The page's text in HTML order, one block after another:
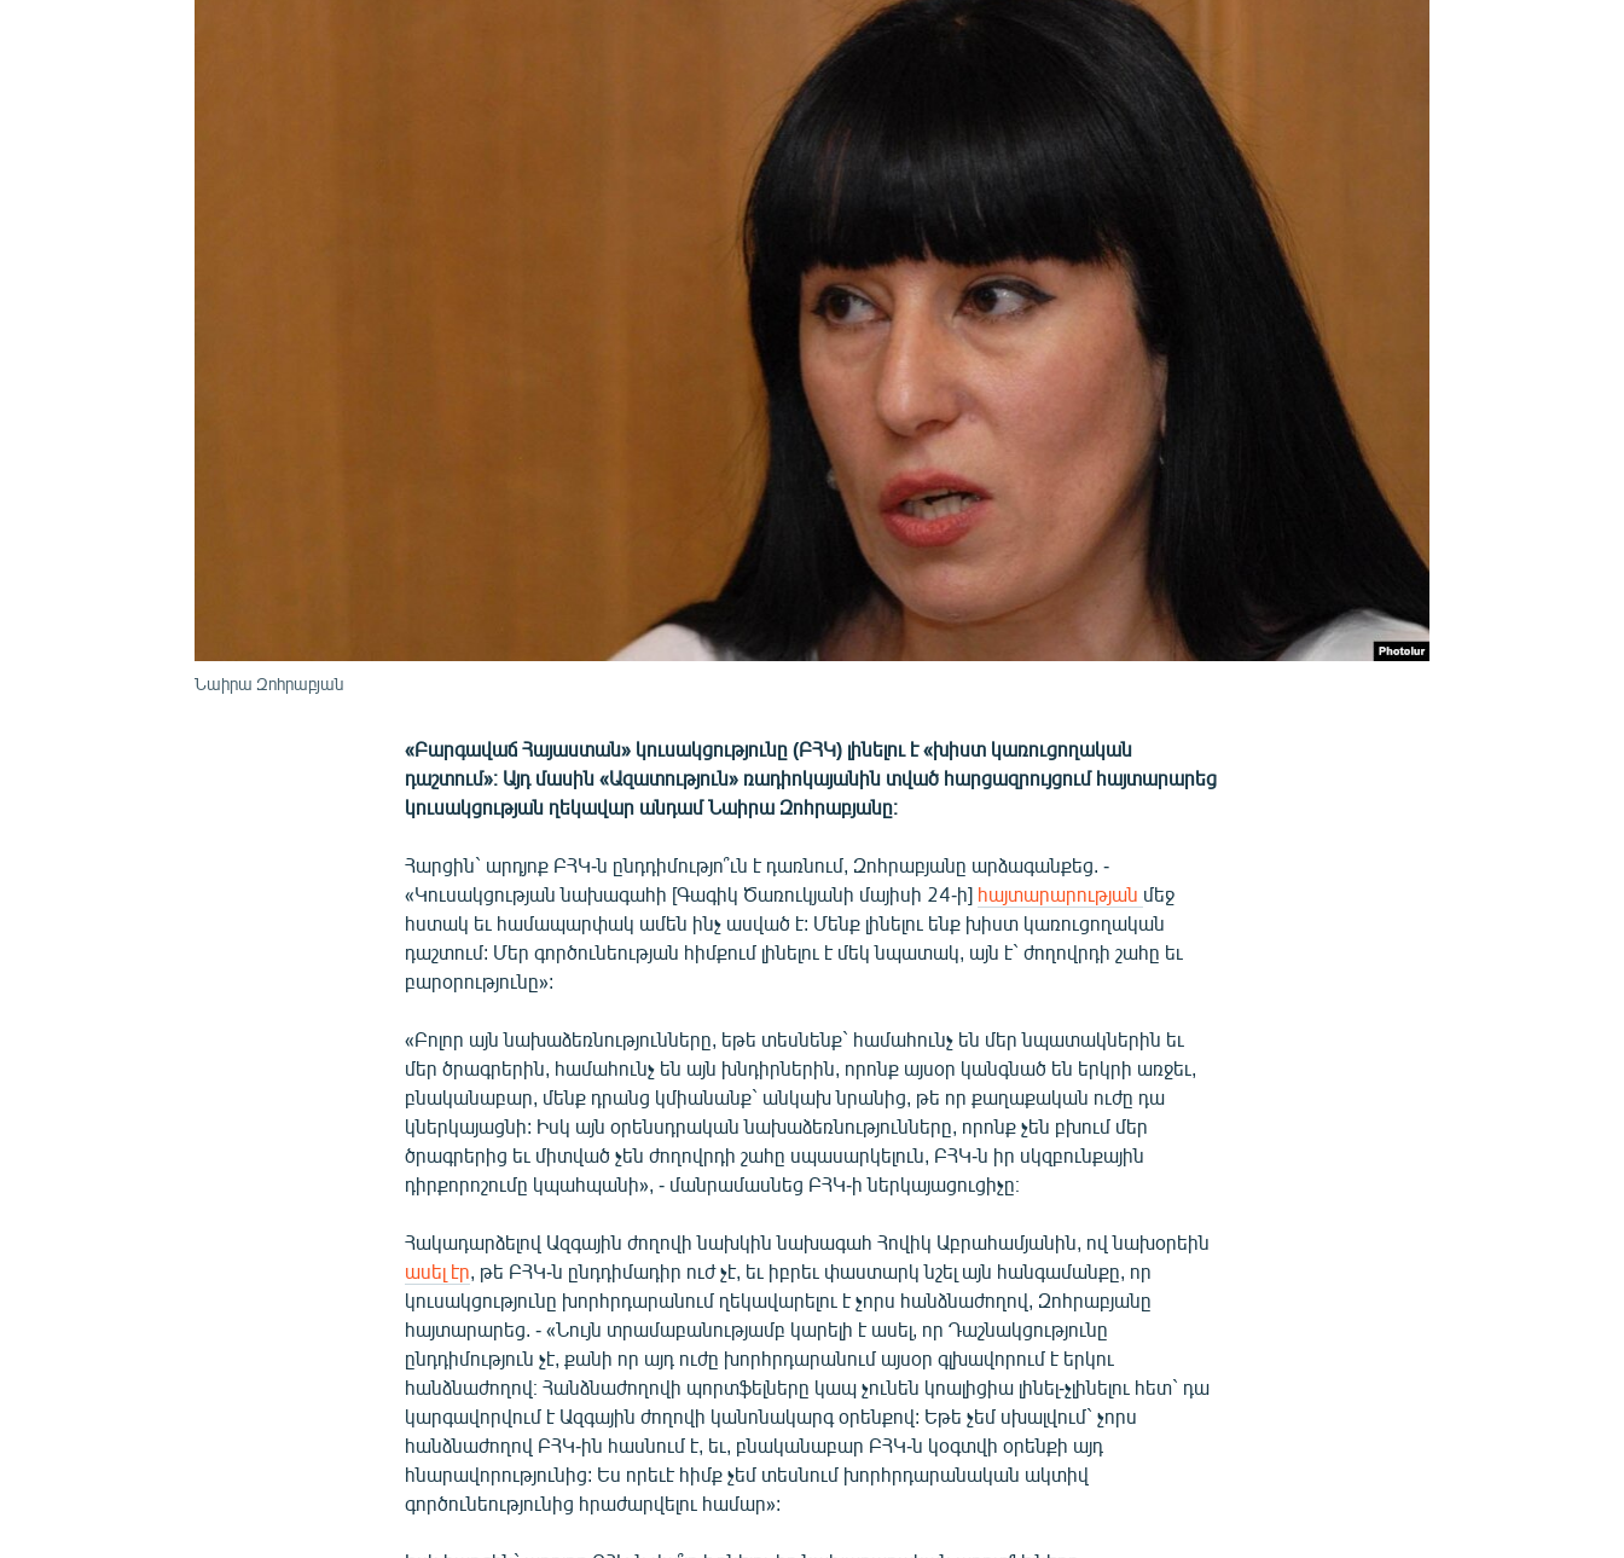
Նաիրա Զոհրաբյան
«Բարգավաճ Հայաստան» կուսակցությունը (ԲՀԿ) լինելու է «խիստ կառուցողական
դաշտում»։ Այդ մասին «Ազատություն» ռադիոկայանին տված հարցազրույցում հայտարարեց
կուսակցության ղեկավար անդամ Նաիրա Զոհրաբյանը։
Հարցին` արդյոք ԲՀԿ-ն ընդդիմությո՞ւն է դառնում, Զոհրաբյանը արձագանքեց. -
«Կուսակցության նախագահի [Գագիկ Ծառուկյանի մայիսի 24-ի] հայտարարության մեջ
հստակ եւ համապարփակ ամեն ինչ ասված է: Մենք լինելու ենք խիստ կառուցողական
դաշտում: Մեր գործունեության հիմքում լինելու է մեկ նպատակ, այն է` ժողովրդի շահը եւ
բարօրությունը»:
«Բոլոր այն նախաձեռնությունները, եթե տեսնենք` համահունչ են մեր նպատակներին եւ
մեր ծրագրերին, համահունչ են այն խնդիրներին, որոնք այսօր կանգնած են երկրի առջեւ,
բնականաբար, մենք դրանց կմիանանք` անկախ նրանից, թե որ քաղաքական ուժը դա
կներկայացնի: Իսկ այն օրենսդրական նախաձեռնությունները, որոնք չեն բխում մեր
ծրագրերից եւ միտված չեն ժողովրդի շահը սպասարկելուն, ԲՀԿ-ն իր սկզբունքային
դիրքորոշումը կպահպանի», - մանրամասնեց ԲՀԿ-ի ներկայացուցիչը։
Հակադարձելով Ազգային ժողովի նախկին նախագահ Հովիկ Աբրահամյանին, ով նախօրեին
ասել էր, թե ԲՀԿ-ն ընդդիմադիր ուժ չէ, եւ իբրեւ փաստարկ նշել այն հանգամանքը, որ
կուսակցությունը խորհրդարանում ղեկավարելու է չորս հանձնաժողով, Զոհրաբյանը
հայտարարեց. - «Նույն տրամաբանությամբ կարելի է ասել, որ Դաշնակցությունը
ընդդիմություն չէ, քանի որ այդ ուժը խորհրդարանում այսօր գլխավորում է երկու
հանձնաժողով։ Հանձնաժողովի պորտֆելները կապ չունեն կոալիցիա լինել-չլինելու հետ` դա
կարգավորվում է Ազգային ժողովի կանոնակարգ օրենքով: Եթե չեմ սխալվում` չորս
հանձնաժողով ԲՀԿ-ին հասնում է, եւ, բնականաբար ԲՀԿ-ն կօգտվի օրենքի այդ
հնարավորությունից: Ես որեւէ հիմք չեմ տեսնում խորհրդարանական ակտիվ
գործունեությունից հրաժարվելու համար»: